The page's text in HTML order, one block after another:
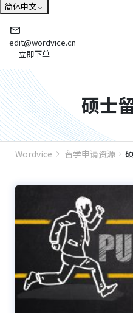
简体中文
edit@wordvice.cn
立即下单
硕士
Wordvice 留学申请资源